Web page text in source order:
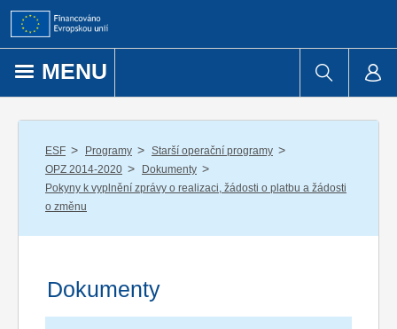
Přejít k obsahu
MENU
ESF / Programy / Starší operační programy /
OPZ 2014-2020 / Dokumenty /
Pokyny k vyplnění zprávy o realizaci, žádosti o platbu a žádosti
o změnu
Dokumenty